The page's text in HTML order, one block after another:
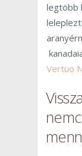
legtöbb
Vertuo